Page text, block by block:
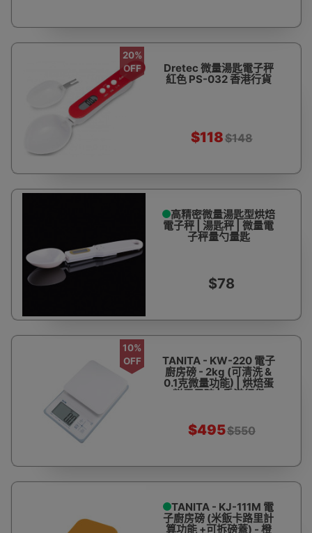
20%
OFF
Dretec 微量湯匙電子秤
紅色 PS-032 香港行貨
$118$148
高精密微量湯匙型烘焙
電子秤 | 湯匙秤 | 微量電
子秤量勺量匙
$78
10%
OFF
TANITA - KW-220 電子
廚房磅 - 2kg (可清洗 &
0.1克微量功能) | 烘焙蛋
糕電子磅 | 香港行貨
$495$550
TANITA - KJ-111M 電
子廚房磅 (米飯卡路里計
算功能 +可拆磅蓋) - 橙